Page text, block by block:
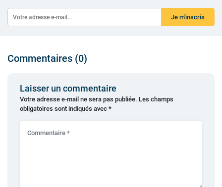
Je m'inscris
Commentaires (0)
Laisser un commentaire
Votre adresse e-mail ne sera pas publiée. Les champs
obligatoires sont indiqués avec *